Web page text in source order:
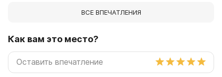
ВСЕ ВПЕЧАТЛЕНИЯ
Как вам это место?